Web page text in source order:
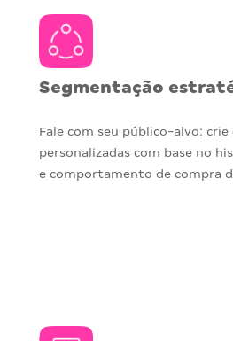
Segmentação
Fale com seu público-alvo: crie
personalizadas com base no
e comportamento de compra